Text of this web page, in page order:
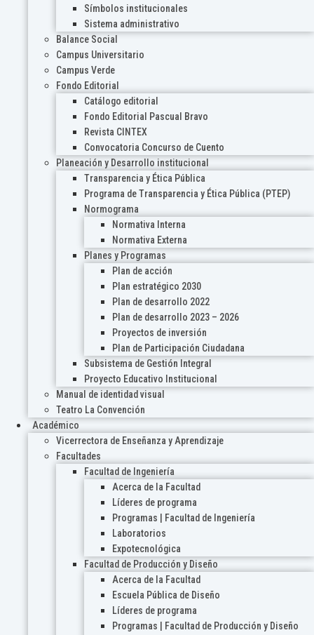
Símbolos institucionales
Sistema administrativo
Balance Social
Campus Universitario
Campus Verde
Fondo Editorial
Catálogo editorial
Fondo Editorial Pascual Bravo
Revista CINTEX
Convocatoria Concurso de Cuento
Planeación y Desarrollo institucional
Transparencia y Ética Pública
Programa de Transparencia y Ética Pública (PTEP)
Normograma
Normativa Interna
Normativa Externa
Planes y Programas
Plan de acción
Plan estratégico 2030
Plan de desarrollo 2022
Plan de desarrollo 2023 – 2026
Proyectos de inversión
Plan de Participación Ciudadana
Subsistema de Gestión Integral
Proyecto Educativo Institucional
Manual de identidad visual
Teatro La Convención
Académico
Vicerrectora de Enseñanza y Aprendizaje
Facultades
Facultad de Ingeniería
Acerca de la Facultad
Líderes de programa
Programas | Facultad de Ingeniería
Laboratorios
Expotecnológica
Facultad de Producción y Diseño
Acerca de la Facultad
Escuela Pública de Diseño
Líderes de programa
Programas | Facultad de Producción y Diseño